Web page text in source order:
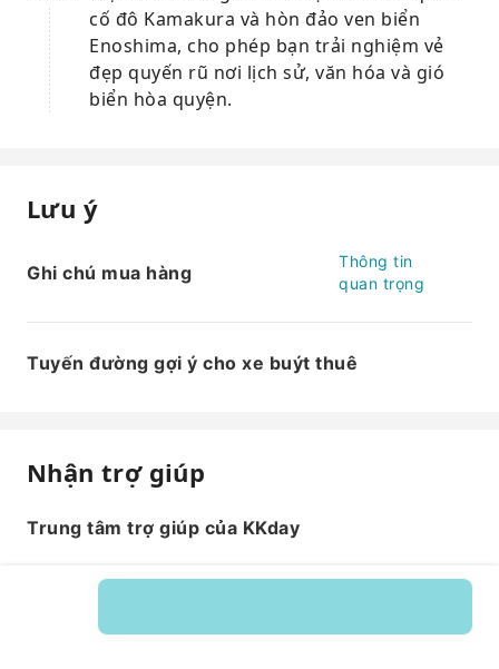
cố đô Kamakura và hòn đảo ven biển
Enoshima, cho phép bạn trải nghiệm vẻ
đẹp quyến rũ nơi lịch sử, văn hóa và gió
biển hòa quyện.
Lưu ý
Ghi chú mua hàng
Thông tin
quan trọng
Tuyến đường gợi ý cho xe buýt thuê
Nhận trợ giúp
Trung tâm trợ giúp của KKday
Mã dịch vụ: 535873